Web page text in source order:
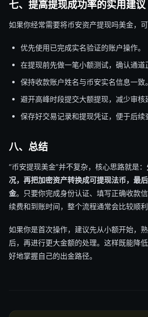
七、提高提现成功率的实用建议
如果你经常需要将币安资产提现吗美金，可
优先使用已完成实名验证的账户操作。
在提现前先做一笔小额测试，确认通道
保持收款账户姓名与币安实名信息一致。
避开高峰时段提交大额提现，减少审核
保存好交易记录和提现凭证，便于后续
八、总结
“币安提现美金”并不复杂，核心思路就是：
况，再把加密资产转换成可提现法币，最
金。只要你完成身份认证、填写正确收款
续费和到账时间，整个流程通常会比较顺利
如果你是首次操作，建议先从小额开始，
后，再进行更大金额的处理。这样既能降
好地掌握自己的出金路径。